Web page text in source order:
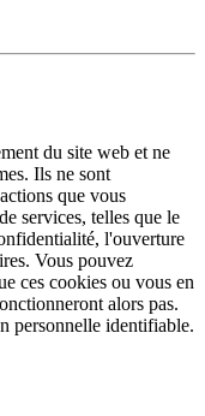
du site web et ne
Ils ne sont
que vous
services, telles que le
l'ouverture
Vous pouvez
ces cookies ou vous en
alors pas.
personnelle identifiable.